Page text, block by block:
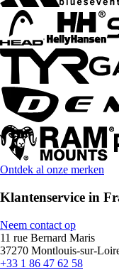
Ontdek al onze merken
Klantenservice in
Neem contact op
11 rue Bernard Maris
37270 Montlouis-sur-
+33 1 86 47 62 58